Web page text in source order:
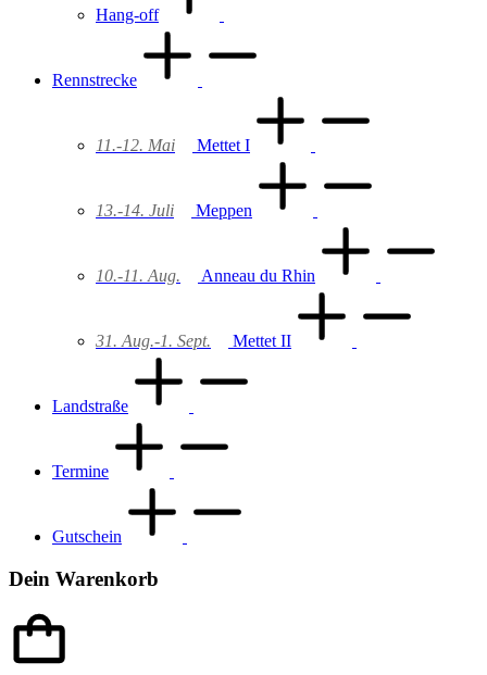
Hang-off
Rennstrecke
11.-12. Mai Mettet I
13.-14. Juli Meppen
10.-11. Aug. Anneau du Rhin
31. Aug.-1. Sept. Mettet II
Landstraße
Termine
Gutschein
Dein Warenkorb